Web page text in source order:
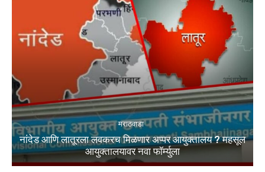
मराठवाडा
नांदेड आणि लातूरला लवकरच मिळणार अप्पर आयुक्तालय ? महसूल
आयुक्तालयावर नवा फॉर्म्युला